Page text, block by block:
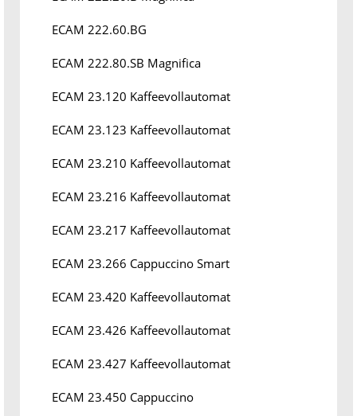
ECAM 222.60.BG
ECAM 222.80.SB Magnifica
ECAM 23.120 Kaffeevollautomat
ECAM 23.123 Kaffeevollautomat
ECAM 23.210 Kaffeevollautomat
ECAM 23.216 Kaffeevollautomat
ECAM 23.217 Kaffeevollautomat
ECAM 23.266 Cappuccino Smart
ECAM 23.420 Kaffeevollautomat
ECAM 23.426 Kaffeevollautomat
ECAM 23.427 Kaffeevollautomat
ECAM 23.450 Cappuccino